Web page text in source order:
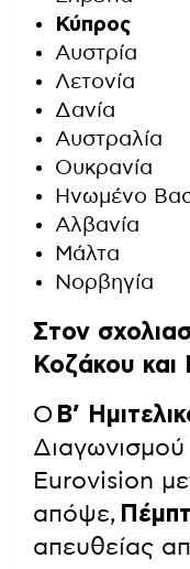
Κύπρος
Αυστρία
Λετονία
Δανία
Αυστραλία
Ουκρανία
Ηνωμένο
Αλβανία
Μάλτα
Νορβηγία
Στον
Κοζάκου και
Ο Β’
Eurovision
απόψε,
απευθείας